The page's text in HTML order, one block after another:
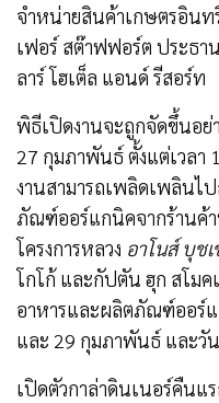
จำหน่ายสินค้าเกษตรอินท
เฟอร์ สต๊าฟฟอร์ต ประธา
ลาร์ โฮเต็ล แอนด์ รีสอร์ท
พิธีเปิดงานจะถูกจัดขึ้นอ
27 กุมภาพันธ์ ตั้งแต่เวลา
งานสามารถเพลิดเพลินไ
ภัณฑ์ออร์แกนิคจากร้านค้
โครงการหลวง อาโนส์ บุช
โกโก้ และกัปตัน ฮุก สโมค
อาหารและผลิตภัณฑ์ออร์
และ 29 กุมภาพันธ์ และวั
เปิดตัวกาล่าดินเนอร์คืนแ